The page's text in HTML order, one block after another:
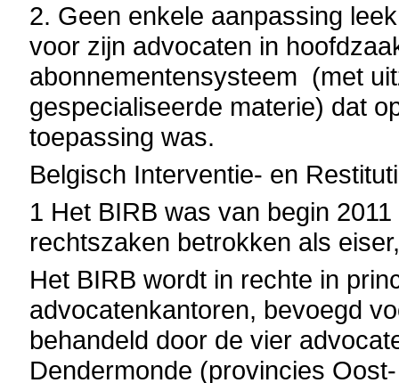
2. Geen enkele aanpassing
voor zijn advocaten in
abonnementensysteem (met
gespecialiseerde materie) dat
toepassing was.
Belgisch Interventie- en
1 Het BIRB was van begin
rechtszaken betrokken als
Het BIRB wordt in rechte in
advocatenkantoren, bevoegd
behandeld door de vier
Dendermonde (provincies